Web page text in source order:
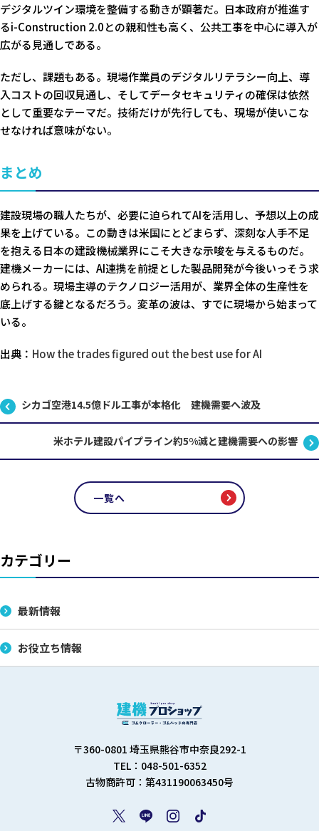
デジタルツイン環境を整備する動きが顕著だ。日本政府が推進す
るi-Construction 2.0との親和性も高く、公共工事を中心に導入が
広がる見通しである。
ただし、課題もある。現場作業員のデジタルリテラシー向上、導
入コストの回収見通し、そしてデータセキュリティの確保は依然
として重要なテーマだ。技術だけが先行しても、現場が使いこな
せなければ意味がない。
まとめ
建設現場の職人たちが、必要に迫られてAIを活用し、予想以上の成
果を上げている。この動きは米国にとどまらず、深刻な人手不足
を抱える日本の建設機械業界にこそ大きな示唆を与えるものだ。
建機メーカーには、AI連携を前提とした製品開発が今後いっそう求
められる。現場主導のテクノロジー活用が、業界全体の生産性を
底上げする鍵となるだろう。変革の波は、すでに現場から始まって
いる。
出典： How the trades figured out the best use for AI
シカゴ空港14.5億ドル工事が本格化 建機需要へ波及
米ホテル建設パイプライン約5%減と建機需要への影響
一覧へ
カテゴリー
最新情報
お役立ち情報
〒360-0801 埼玉県熊谷市中奈良292-1
TEL：048-501-6352
古物商許可：第431190063450号